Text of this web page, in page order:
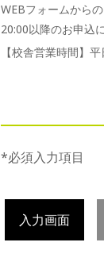
WEBフォームから
20:00以降のお申込
【校舎営業時間】平
*必須入力項目
入力画面